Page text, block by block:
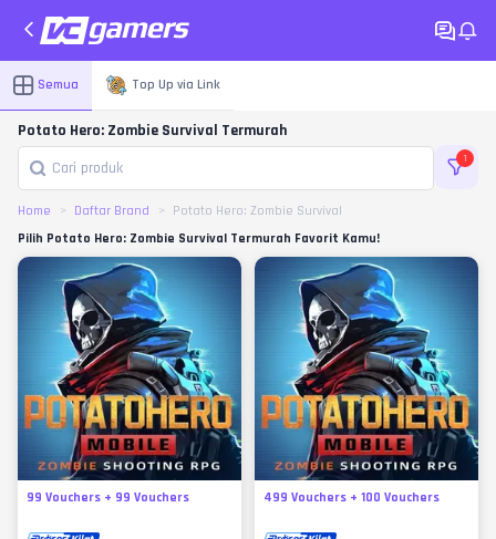
Semua Top Up via Link
Potato Hero: Zombie Survival Termurah
1
Home Daftar Brand
Potato Hero: Zombie Survival
Pilih Potato Hero: Zombie Survival Termurah Favorit Kamu!
99 Vouchers + 99 Vouchers 499 Vouchers + 100 Vouchers